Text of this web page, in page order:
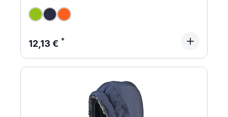
Regulärer Preis:
12,13 €